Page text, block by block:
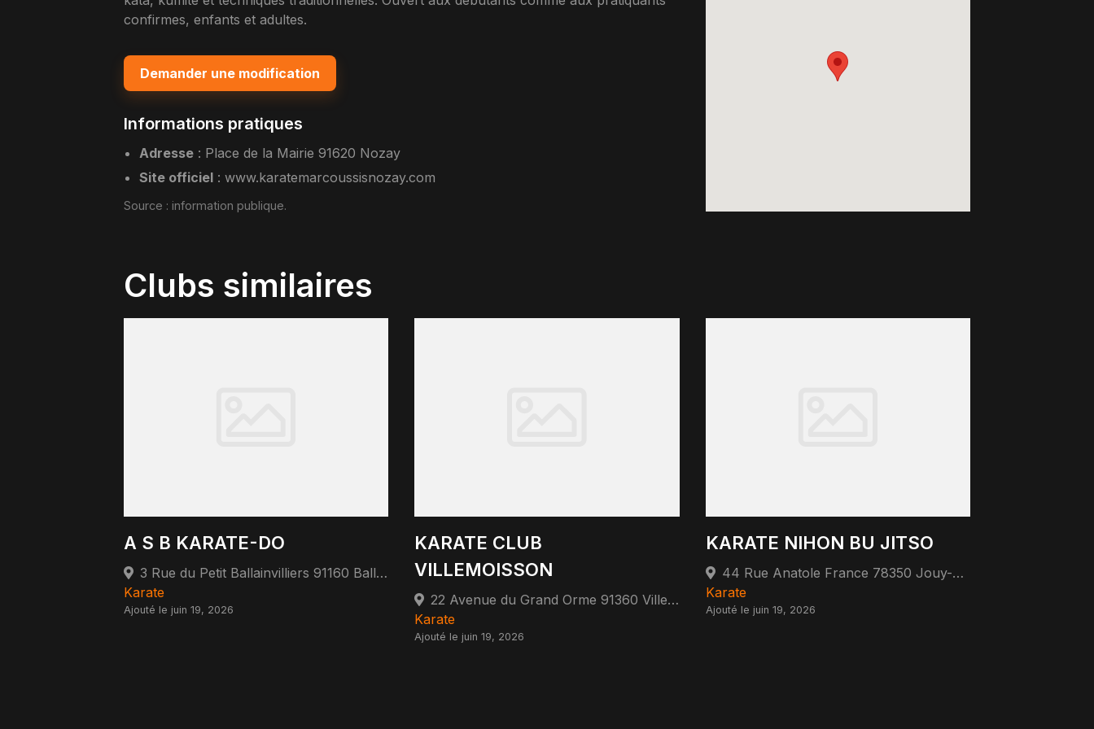
confirmes, enfants et adultes.
Demander une modification
Informations pratiques
Adresse : Place de la Mairie 91620 Nozay
Site officiel :www.karatemarcoussisnozay.com
Source : information publique.
Clubs similaires
A S B KARATE-DO
3 Rue du Petit Ballainvilliers 91160 Ballainvilliers
Karate
Ajouté le juin 19, 2026
KARATE CLUB
VILLEMOISSON
22 Avenue du Grand Orme 91360 Villemoisson-sur-Orge
Karate
Ajouté le juin 19, 2026
KARATE NIHON BU JITSO
44 Rue Anatole France 78350 Jouy-en-Josas
Karate
Ajouté le juin 19, 2026